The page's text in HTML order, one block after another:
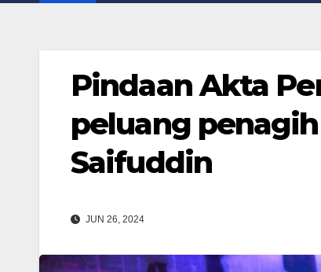
Pindaan Akta
peluang
Saifuddin
JUN 26, 2024